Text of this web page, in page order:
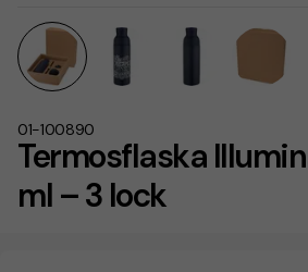
Termosflaska
ml – 3 lock
01-100890